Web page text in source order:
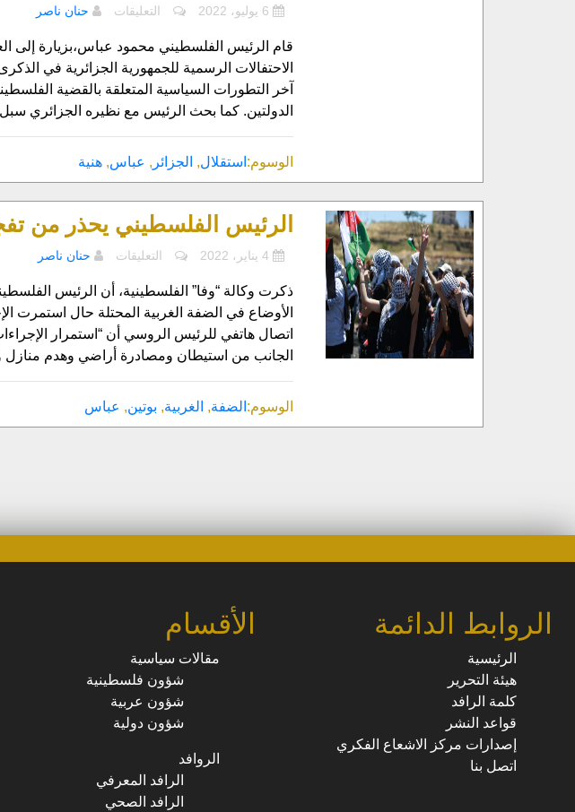
التعليقات
على
عباس
وهنية
ضمن
احتفالات
استقلال
الجزائر
مغلقة
حنان ناصر
قام الرئيس الفلسطيني محمود عباس،بزيارة إلى
آخر التطورات السياسية المتعلقة بالقضية
الدولتين. كما بحث الرئيس مع نظيره الجزائري سبل
الوسوم: استقلال, الجزائر , عباس,هنية
الرئيس الفلسطيني يحذر من
التعليقات
على
الفلسطيني
يحذر
من
تفجر
الأوضاع
في
الضفة
حنان ناصر
ذكرت وكالة “وفا” الفلسطينية، أن الرئيس
الأوضاع في الضفة الغربية المحتلة حال استمرت
اتصال هاتفي للرئيس الروسي أن “استمرار
الجانب من استيطان ومصادرة أراضي وهدم منازل
الوسوم: الضفة, الغربية, بوتين, عباس
الروابط الدائمة
الرئيسية
هيئة التحرير
كلمة الرافد
قواعد النشر
إصدارات مركز الاشعاع الفكري
اتصل بنا
الأقسام
مقالات سياسية
شؤون فلسطينية
شؤون عربية
شؤون دولية
الروافد
الرافد المعرفي
الرافد الصحي